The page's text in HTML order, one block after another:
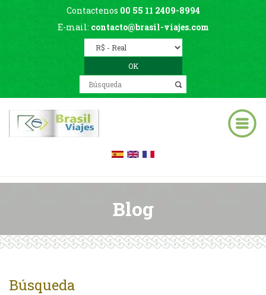
Contactenos 00 55 11 2409-8994
E-mail: contacto@brasil-viajes.com
Blog
Búsqueda